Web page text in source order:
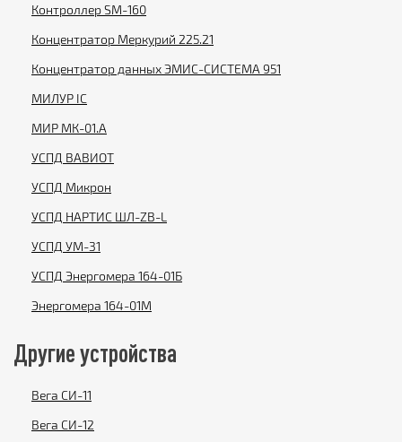
Контроллер SM-160
Концентратор Меркурий 225.21
Концентратор данных ЭМИС-СИСТЕМА 951
МИЛУР IC
МИР МК-01.А
УСПД ВАВИОТ
УСПД Микрон
УСПД НАРТИС ШЛ-ZB-L
УСПД УМ-31
УСПД Энергомера 164-01Б
Энергомера 164-01М
Другие устройства
Вега СИ-11
Вега СИ-12